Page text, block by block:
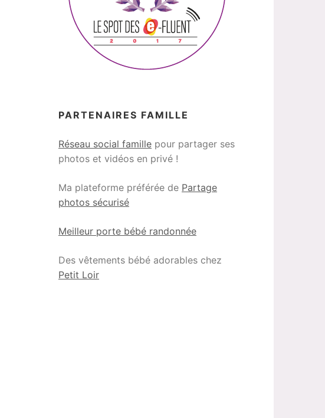
PARTENAIRES FAMILLE
Réseau social famille pour partager ses
photos et vidéos en privé !
Ma plateforme préférée de Partage
photos sécurisé
Meilleur porte bébé randonnée
Des vêtements bébé adorables chez
Petit Loir